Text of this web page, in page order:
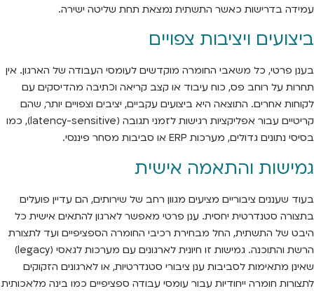
עמידה בדרישות כאשר התשתית נמצאת תחת שליטה ישירה.
ביצועים ויציבות צפויים
בענן פרטי, כל משאבי החומרה מוקדשים לעומסי העבודה של הארגון. אין
תחרות על רוחב פס, כוח עיבוד או קצב קריאה וכתיבה מהדיסקים עם
לקוחות אחרים. התוצאה היא ביצועים עקביים, יציבים וצפויים יותר, שהם
קריטיים עבור אפליקציות רגישות לזמני תגובה (latency-sensitive), כמו
בסיסי נתונים גדולים, מערכות ERP או סביבות מסחר פיננסי.
גמישות והתאמה אישית
בעוד שעננים ציבוריים מציעים מגוון רחב של שירותים, הם עדיין פועלים
בתצורה סטנדרטית יחסית. ענן פרטי מאפשר לארגון להתאים אישית כל
היבט של התשתית, החל מבחירת רכיבי החומרה הספציפיים ועד לתצורת
הרשת והתוכנה. גמישות זו חיונית לארגונים עם מערכות לגאסי (legacy)
שאינן מתאימות לסביבות ענן ציבורי סטנדרטיות, או לארגונים הזקוקים
לתצורות חומרה ייחודיות עבור עומסי עבודה ספציפיים כמו בינה מלאכותית